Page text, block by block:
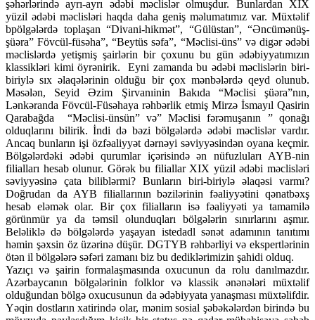
şəhərlərində ayrı-ayrı ədəbi məclislər olmuşdur. Bunlardan XIX
yüzil ədəbi məclisləri haqda daha geniş məlumatımız var. Müxtəlif
bpölgələrdə toplaşan “Divani-hikmət”, “Gülüstan”, “Əncümənüş-
şüəra” Fövcül-füsəha”, “Beytüs səfa”, “Məclisi-üns” və digər ədəbi
məclislərdə yetişmiş şairlərin bir çoxunu bu gün ədəbiyyatımızın
klassikləri kimi öyrənirik. Eyni zamanda bu ədəbi məclislərin biri-
biriylə sıx əlaqələrinin olduğu bir çox mənbələrdə qeyd olunub.
Məsələn, Seyid Əzim Şirvanıinin Bakıda “Məclisi şüəra”nın,
Lənkəranda Fövcül-Füsəhaya rəhbərlik etmiş Mirzə İsmayıl Qasirin
Qarabağda “Məclisi-ünsün” və” Məclisi fərəmuşanın ” qonağı
olduqlarını bilirik. İndi də bəzi bölgələrdə ədəbi məclislər vardır.
Ancaq bunların işi özfəaliyyət dərnəyi səviyyəsindən oyana keçmir.
Bölgələrdəki ədəbi qurumlar içərisində ən nüfuzluları AYB-nin
filialları hesab olunur. Görək bu filiallar XIX yüzil ədəbi məclisləri
səviyyəsinə çata biliblərmi? Bunların biri-biriylə əlaqəsi varmı?
Doğrudan da AYB filiallarının bəzilərinin fəaliyyətini qənatbəxş
hesab eləmək olar. Bir çox filialların isə fəaliyyəti ya tamamilə
görünmür ya da təmsil olunduqları bölgələrin sınırlarını aşmır.
Beləliklə də bölgələrdə yaşayan istedadl sənət adamının tanıtımı
həmin şəxsin öz üzərinə düşür. DGTYB rəhbərliyi və ekspertlərinin
ötən il bölgələrə səfəri zamanı biz bu dediklərimizin şahidi olduq.
Yazıçı və şairin formalaşmasında oxucunun da rolu danılmazdır.
Azərbaycanın bölgələrinin folklor və klassik ənənələri müxtəlif
olduğundan bölgə oxucusunun da ədəbiyyata yanaşması müxtəlifdir.
Yəqin dostların xatirində olar, mənim sosial şəbəkələrdən birində bu